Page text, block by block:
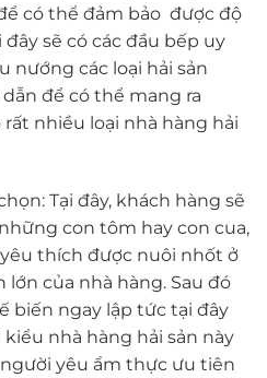
có thể đảm bảo được độ
sẽ có các đầu bếp uy
nướng các loại hải sản
để có thể mang ra
nhiều loại nhà hàng hải
Tại đây, khách hàng sẽ
con tôm hay con cua,
thích được nuôi nhốt ở
của nhà hàng. Sau đó
biến ngay lập tức tại đây
nhà hàng hải sản này
yêu ẩm thực ưu tiên